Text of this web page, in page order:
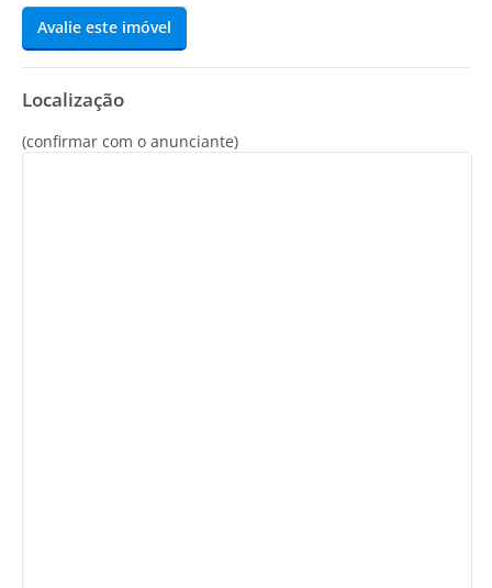
Avalie este imóvel
Localização
(confirmar com o anunciante)